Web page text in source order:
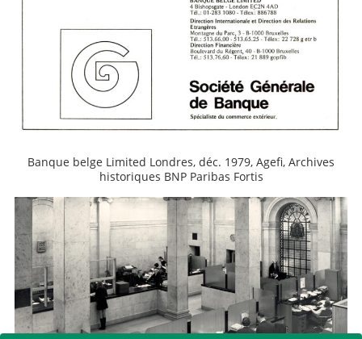
Banque belge Limited Londres, déc. 1979, Agefi, Archives
historiques BNP Paribas Fortis